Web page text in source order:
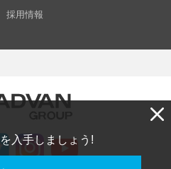
入手しましょう!
採用情報